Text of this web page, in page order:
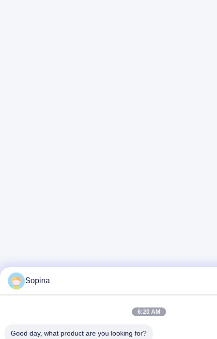
Sopina
6:20 AM
Good day, what product are you looking for?